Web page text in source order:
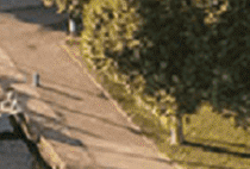
Cliquez pour éditer
L'ASSOCIATION▴▾